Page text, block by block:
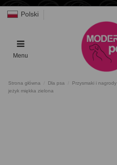
Polski
Menu
Strona główna Dla psa Przysmaki i nagrody
jeżyk miękka zielona